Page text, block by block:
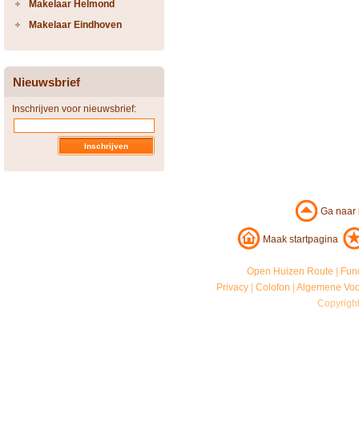
Makelaar Helmond
Makelaar Eindhoven
Nieuwsbrief
Inschrijven voor nieuwsbrief:
Ga
Maak startpagina
Open Huizen Route
Privacy |Colofon |Algemene